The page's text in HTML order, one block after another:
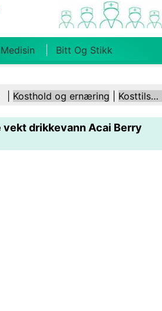
Bitt Og Stikk
Familiehelse
Helse Folkehelse Og
Prosedyrer Helse
| Kosthold og ernæring Kosttilskudd
vekt drikkevann Acai Berry